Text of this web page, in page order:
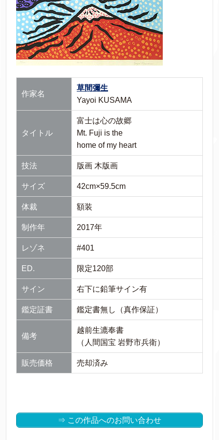
作家名
草間彌生
Yayoi KUSAMA
タイトル
富士は心の故郷
Mt. Fuji is the
home of my heart
技法 版画 木版画
サイズ 42cm×59.5cm
体裁 額装
制作年 2017年
レゾネ #401
ED. 限定120部
サイン 右下に鉛筆サイン有
鑑定証書 鑑定書無し（真作保証）
備考
越前生漉奉書
（人間国宝 岩野市兵衛）
販売価格 売却済み
⇒ この作品へのお問い合わせ